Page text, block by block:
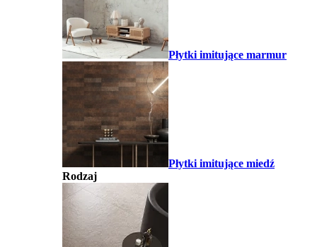
Płytki imitujące marmur
Płytki imitujące miedź
Rodzaj